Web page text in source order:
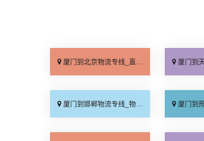
厦门到北京物流专线_直达不中转「送货到门」 厦门到天津物
厦门到邯郸物流专线_物流拼车「全境配送」 厦门到邢台物